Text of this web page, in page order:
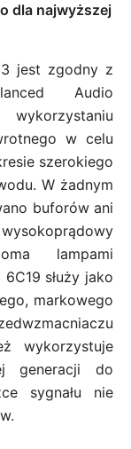
dla najwyższej
jest zgodny z
Audio
w celu
szerokiego
W żadnym
buforów ani
lampami
służy jako
markowego
wykorzystuje
generacji do
sygnału nie